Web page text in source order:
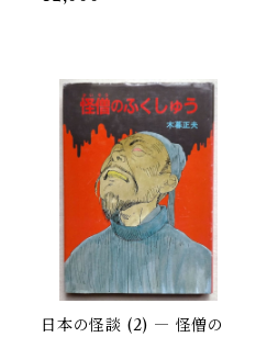
日本の怪談 (2) ― 怪僧の